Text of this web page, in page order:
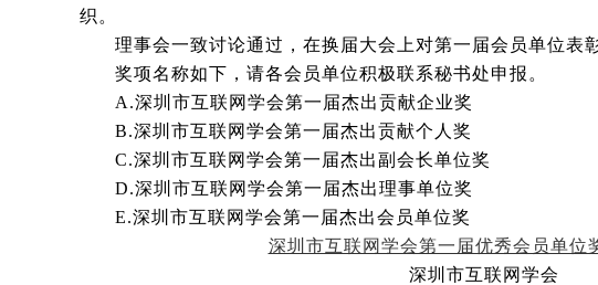
织。
理事会一致讨论通过，在换届大会上对第一届会员单位表
奖项名称如下，请各会员单位积极联系秘书处申报。
A.深圳市互联网学会第一届杰出贡献企业奖
B.深圳市互联网学会第一届杰出贡献个人奖
C.深圳市互联网学会第一届杰出副会长单位奖
D.深圳市互联网学会第一届杰出理事单位奖
E.深圳市互联网学会第一届杰出会员单位奖
深圳市互联网学会第一届优秀会员单位
深圳市互联网学会